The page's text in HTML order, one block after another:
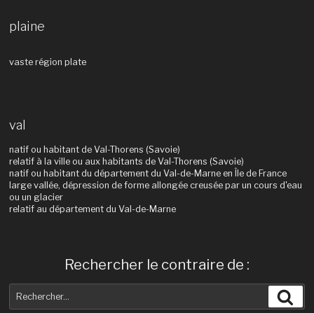
plaine
vaste région plate
val
natif ou habitant de Val-Thorens (Savoie)
relatif à la ville ou aux habitants de Val-Thorens (Savoie)
natif ou habitant du département du Val-de-Marne en Île de France
large vallée, dépression de forme allongée creusée par un cours d'eau
ou un glacier
relatif au département du Val-de-Marne
Rechercher le contraire de :
pour